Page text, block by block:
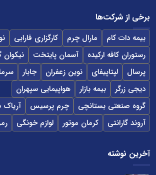
برخی از شرکت‌ها
بیمه دات کام مارال چرم کارگزاری فارابی
رستوران کافه ارکیده
آسمان پایتخت
پرسال
لپتاپیفای نوین زعفران جابار
دیجی زرگر
بیمه بازار
هواپیمایی سپهران
گروه صنعتی بستانچی
چرم پرسیس
آروند گارانتی
کرمان موتور لوازم خونگی
آخرین نوشته